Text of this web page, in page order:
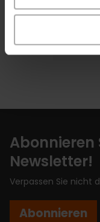
Abonnieren
Newsletter!
Verpassen Sie nicht
Abonnieren